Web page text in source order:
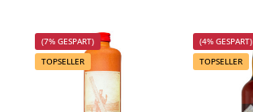
(7% GESPART)
TOPSELLER
(4% GESPART)
TOPSELLER